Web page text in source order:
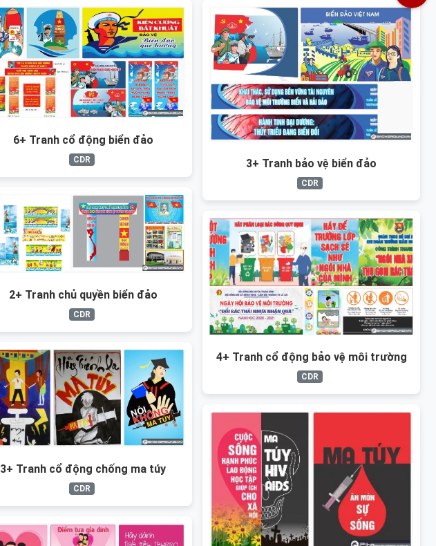
6+ Tranh cổ động biển đảo
CDR 3+ Tranh bảo vệ biển đảo
CDR
2+ Tranh chủ quyền biển đảo
CDR
4+ Tranh cổ động bảo vệ môi trường
CDR
3+ Tranh cổ động chống ma túy
CDR